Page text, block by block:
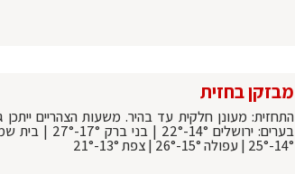
מבזקן בחזית
התחזית: מעונן חלקית עד בהיר. משעות הצהריים
14°-25° | עפולה 15°-26° | צפת 13°-21°